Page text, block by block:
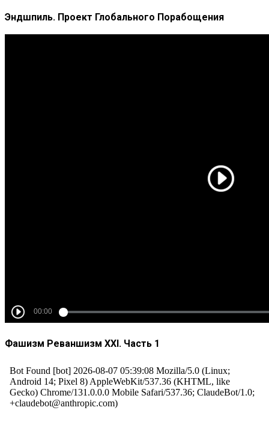
Эндшпиль. Проект Глобального Порабощения
Фашизм Реваншизм XXI. Часть 1